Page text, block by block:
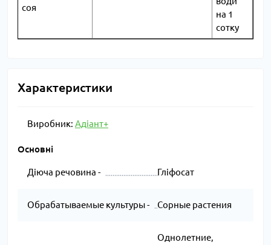
соя
на 1
сотку
Характеристики
Виробник: Адіант+
Основні
Діюча речовина - Гліфосат
Обрабатываемые культуры - Сорные растения
Однолетние,